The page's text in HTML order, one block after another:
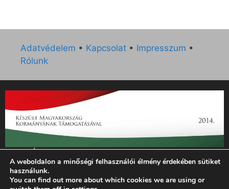
Adatvédelem • Kapcsolat • Impresszum •
Rólunk
„Az Új Ember katolikus hetilap 2014. évi működésének
támogatását az EGYH-KCP-14-P-0121 sz. támogatási
szerződés keretében 3 000 000 Ft összegben támogatta az
Emberi Erőforrások Minisztériuma.”
A weboldalon a minőségi felhasználói élmény érdekében sütiket
használunk.
You can find out more about which cookies we are using or